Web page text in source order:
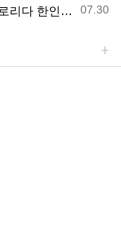
등록일
07.30
(2026년 7월 29일) 플로리다 주요 뉴스 | 플로리다 한인 닷컴